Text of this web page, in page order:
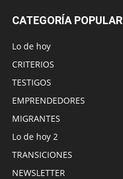
CATEGORÍA POPULAR
Lo de hoy
CRITERIOS
TESTIGOS
EMPRENDEDORES
MIGRANTES
Lo de hoy 2
TRANSICIONES
NEWSLETTER